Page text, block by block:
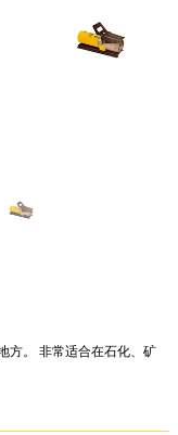
方。 非常适合在石化、矿